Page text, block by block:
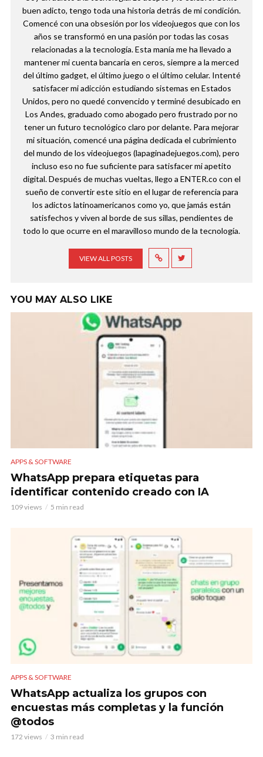
buen adicto, tengo toda una historia detrás de mi condición.
Comencé con una obsesión por los videojuegos que con los
años se transformó en una pasión por todas las cosas
relacionadas a la tecnología. Esta manía me ha llevado a
mantener mi cuenta bancaria en ceros, siempre a la merced
del último gadget, el último juego o el último celular. Intenté
satisfacer mi adicción estudiando sistemas en Estados
Unidos, pero no quedé convencido y terminé desubicado en
Los Andes, graduado como abogado pero frustrado por no
tener un futuro tecnológico claro por delante. Para mejorar
mi situación, comencé una página dedicada el cubrimiento
del mundo de los videojuegos (lapaginadejuegos.com), pero
incluso eso no fue suficiente para satisfacer mi apetito
digital. Después de muchas vueltas, llego a ENTER.co con el
sueño de convertir este sitio en el lugar de referencia para
los adictos latinoamericanos como yo, que jamás están
satisfechos y viven al borde de sus sillas, pendientes de
todo lo que ocurre en el maravilloso mundo de la tecnología.
VIEW ALL POSTS
YOU MAY ALSO LIKE
APPS & SOFTWARE
WhatsApp prepara etiquetas para
identificar contenido creado con IA
109 views 5 min read
APPS & SOFTWARE
WhatsApp actualiza los grupos con
encuestas más completas y la función
@todos
172 views 3 min read